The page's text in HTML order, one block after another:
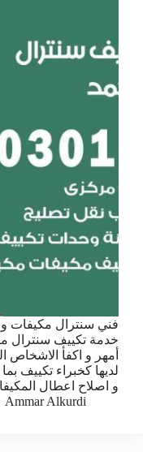
فني سنترال مكيفات
خدمة تكييف سنترال
أمهر و اكفأ الاشخاص
لديها كخبراء تكييف
و اصلاح اعطال
Ammar Alkurdi